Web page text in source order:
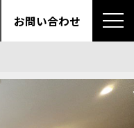
お問い合わせ